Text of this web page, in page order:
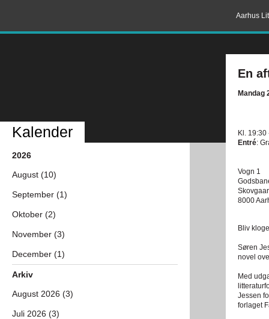
Aarhus
En
Mandag
Kl. 19:30
Entré:
Vogn 1
8000
Bliv
Søren
novel
Med
Jessen
forlaget
Kalender
2026
August (10)
September (1)
Oktober (2)
November (3)
December (1)
Arkiv
August 2026 (3)
Juli 2026 (3)